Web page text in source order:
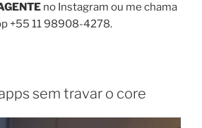
no Instagram ou me chama
+55 11 98908-4278.
sem travar o core